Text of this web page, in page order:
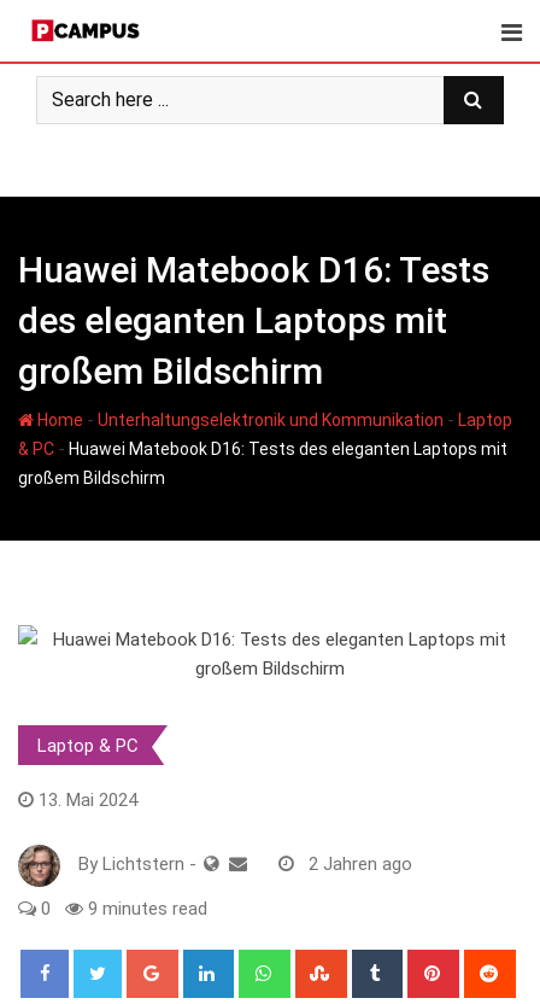
content
Huawei Matebook D16: Tests
des eleganten Laptops mit
großem Bildschirm
Home - Unterhaltungselektronik und Kommunikation - Laptop
& PC - Huawei Matebook D16: Tests des eleganten Laptops mit
großem Bildschirm
Laptop & PC
13. Mai 2024
By Lichtstern - 2 Jahren ago
0 9 minutes read
Google+ LinkedIn WhatsappStumbleUpon
Tumblr Pinterest